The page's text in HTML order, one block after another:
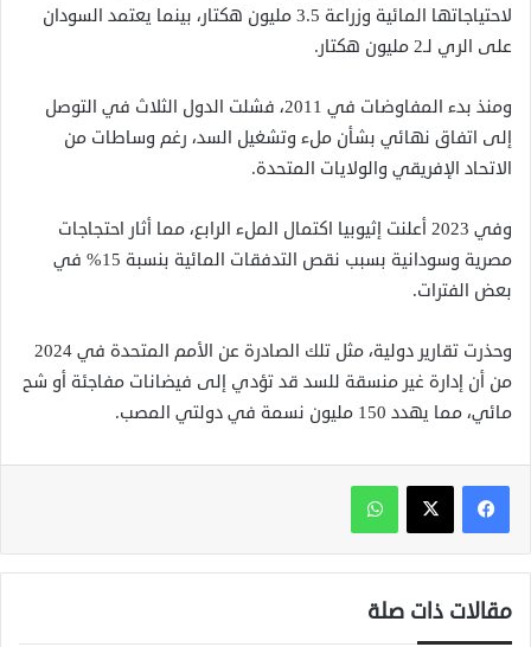
لاحتياجاتها المائية وزراعة 3.5 مليون هكتار، بينما يعتمد السودان
على الري لـ2 مليون هكتار.
ومنذ بدء المفاوضات في 2011، فشلت الدول الثلاث في التوصل
إلى اتفاق نهائي بشأن ملء وتشغيل السد، رغم وساطات من
الاتحاد الإفريقي والولايات المتحدة.
وفي 2023 أعلنت إثيوبيا اكتمال الملء الرابع، مما أثار احتجاجات
مصرية وسودانية بسبب نقص التدفقات المائية بنسبة 15% في
بعض الفترات.
وحذرت تقارير دولية، مثل تلك الصادرة عن الأمم المتحدة في 2024
من أن إدارة غير منسقة للسد قد تؤدي إلى فيضانات مفاجئة أو شح
مائي، مما يهدد 150 مليون نسمة في دولتي المصب.
واتساب
مقالات ذات صلة